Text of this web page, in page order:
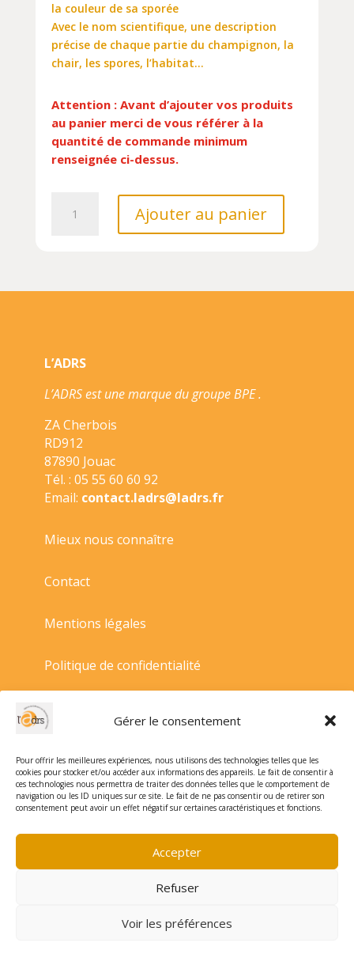
Gérer le consentement
Pour offrir les meilleures expériences, nous utilisons des technologies telles que les
cookies pour stocker et/ou accéder aux informations des appareils. Le fait de consentir à
ces technologies nous permettra de traiter des données telles que le comportement de
navigation ou les ID uniques sur ce site. Le fait de ne pas consentir ou de retirer son
consentement peut avoir un effet négatif sur certaines caractéristiques et fonctions.
Accepter
Refuser
Voir les préférences
la couleur de sa sporée
Avec le nom scientifique, une description
précise de chaque partie du champignon, la
chair, les spores, l’habitat…
Attention : Avant d’ajouter vos produits
au panier merci de vous référer à la
quantité de commande minimum
renseignée ci-dessus.
CE
DONC
Ajouter au panier
L’ADRS
L’ADRS est une marque du groupe BPE .
ZA Cherbois
RD912
87890 Jouac
Tél. : 05 55 60 60 92
Email: contact.ladrs@ladrs.fr
Mieux nous connaître
Contact
Mentions légales
Politique de confidentialité
Politique de cookies